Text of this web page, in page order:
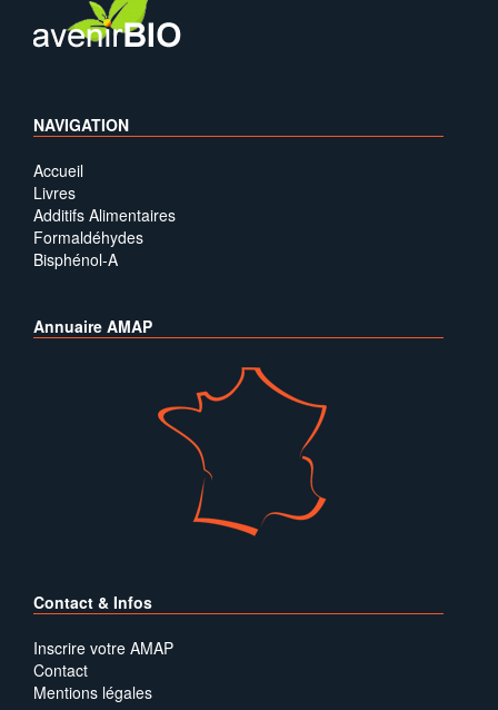
NAVIGATION
Accueil
Livres
Additifs Alimentaires
Formaldéhydes
Bisphénol-A
Annuaire AMAP
Contact & Infos
Inscrire votre AMAP
Contact
Mentions légales